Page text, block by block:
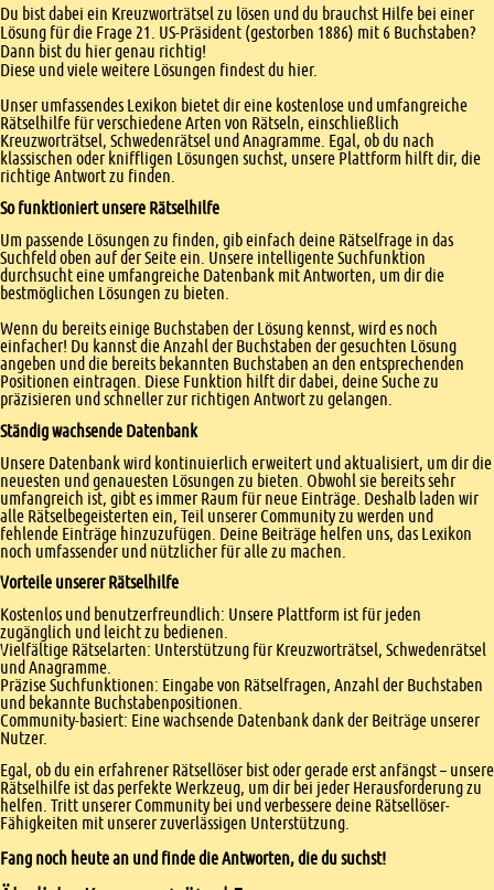
Einleitung
Du bist dabei ein Kreuzworträtsel zu lösen und du brauchst Hilfe bei einer
Lösung für die Frage 21. US-Präsident (gestorben 1886) mit 6 Buchstaben?
Dann bist du hier genau richtig!
Diese und viele weitere Lösungen findest du hier.
Unser umfassendes Lexikon bietet dir eine kostenlose und umfangreiche
Rätselhilfe für verschiedene Arten von Rätseln, einschließlich
Kreuzworträtsel, Schwedenrätsel und Anagramme. Egal, ob du nach
klassischen oder kniffligen Lösungen suchst, unsere Plattform hilft dir, die
richtige Antwort zu finden.
So funktioniert unsere Rätselhilfe
Um passende Lösungen zu finden, gib einfach deine Rätselfrage in das
Suchfeld oben auf der Seite ein. Unsere intelligente Suchfunktion
durchsucht eine umfangreiche Datenbank mit Antworten, um dir die
bestmöglichen Lösungen zu bieten.
Wenn du bereits einige Buchstaben der Lösung kennst, wird es noch
einfacher! Du kannst die Anzahl der Buchstaben der gesuchten Lösung
angeben und die bereits bekannten Buchstaben an den entsprechenden
Positionen eintragen. Diese Funktion hilft dir dabei, deine Suche zu
präzisieren und schneller zur richtigen Antwort zu gelangen.
Ständig wachsende Datenbank
Unsere Datenbank wird kontinuierlich erweitert und aktualisiert, um dir die
neuesten und genauesten Lösungen zu bieten. Obwohl sie bereits sehr
umfangreich ist, gibt es immer Raum für neue Einträge. Deshalb laden wir
alle Rätselbegeisterten ein, Teil unserer Community zu werden und
fehlende Einträge hinzuzufügen. Deine Beiträge helfen uns, das Lexikon
noch umfassender und nützlicher für alle zu machen.
Vorteile unserer Rätselhilfe
Kostenlos und benutzerfreundlich: Unsere Plattform ist für jeden
zugänglich und leicht zu bedienen.
Vielfältige Rätselarten: Unterstützung für Kreuzworträtsel, Schwedenrätsel
und Anagramme.
Präzise Suchfunktionen: Eingabe von Rätselfragen, Anzahl der Buchstaben
und bekannte Buchstabenpositionen.
Community-basiert: Eine wachsende Datenbank dank der Beiträge unserer
Nutzer.
Egal, ob du ein erfahrener Rätsellöser bist oder gerade erst anfängst – unsere
Rätselhilfe ist das perfekte Werkzeug, um dir bei jeder Herausforderung zu
helfen. Tritt unserer Community bei und verbessere deine Rätsellöser-
Fähigkeiten mit unserer zuverlässigen Unterstützung.
Fang noch heute an und finde die Antworten, die du suchst!